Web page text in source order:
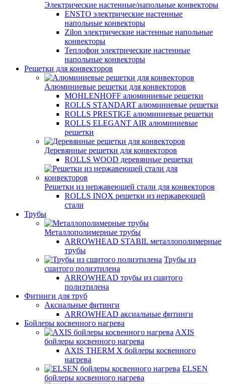
Электрические настенные/напольные конвекторы
ENSTO электрические настенные
напольные конвекторы
Zilon электрические настенные напольные
конвекторы
Теплофон электрические настенные
напольные конвекторы
Решетки для конвекторов
Алюминиевые решетки для конвекторов
MOHLENHOFF алюминиевые решетки
ROLLS STANDART алюминиевые решетки
ROLLS PRESTIGE алюминиевые решетки
ROLLS ELEGANT AIR алюминиевые
решетки
Деревянные решетки для конвекторов
ROLLS WOOD деревянные решетки
Решетки из нержавеющей стали для конвекторов
ROLLS INOX решетки из нержавеющей
стали
Трубы
Металлополимерные трубы
ARROWHEAD STABIL металлополимерные
трубы
Трубы из
сшитого полиэтилена
ARROWHEAD трубы из сшитого
полиэтилена
Фитинги для труб
Аксиальные фитинги
ARROWHEAD аксиальные фитинги
Бойлеры косвенного нагрева
AXIS
бойлеры косвенного нагрева
AXIS THERM X бойлеры косвенного
нагрева
ELSEN
бойлеры косвенного нагрева